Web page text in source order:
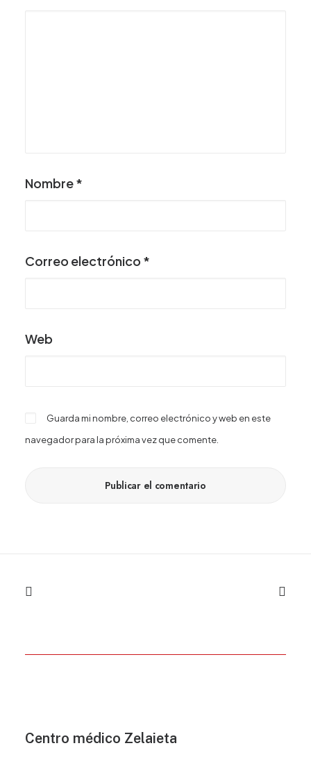
Nombre*
Correo electrónico *
Web
Guarda mi nombre, correo electrónico y web en este
navegador para la próxima vez que comente.
Centro médico Zelaieta